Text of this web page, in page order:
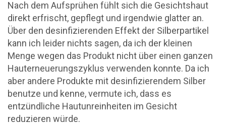
Nach dem Aufsprühen fühlt sich die Gesichtshaut
direkt erfrischt, gepflegt und irgendwie glatter an.
Über den desinfizierenden Effekt der Silberpartikel
kann ich leider nichts sagen, da ich der kleinen
Menge wegen das Produkt nicht über einen ganzen
Hauterneuerungszyklus verwenden konnte. Da ich
aber andere Produkte mit desinfizierendem Silber
benutze und kenne, vermute ich, dass es
entzündliche Hautunreinheiten im Gesicht
reduzieren würde.